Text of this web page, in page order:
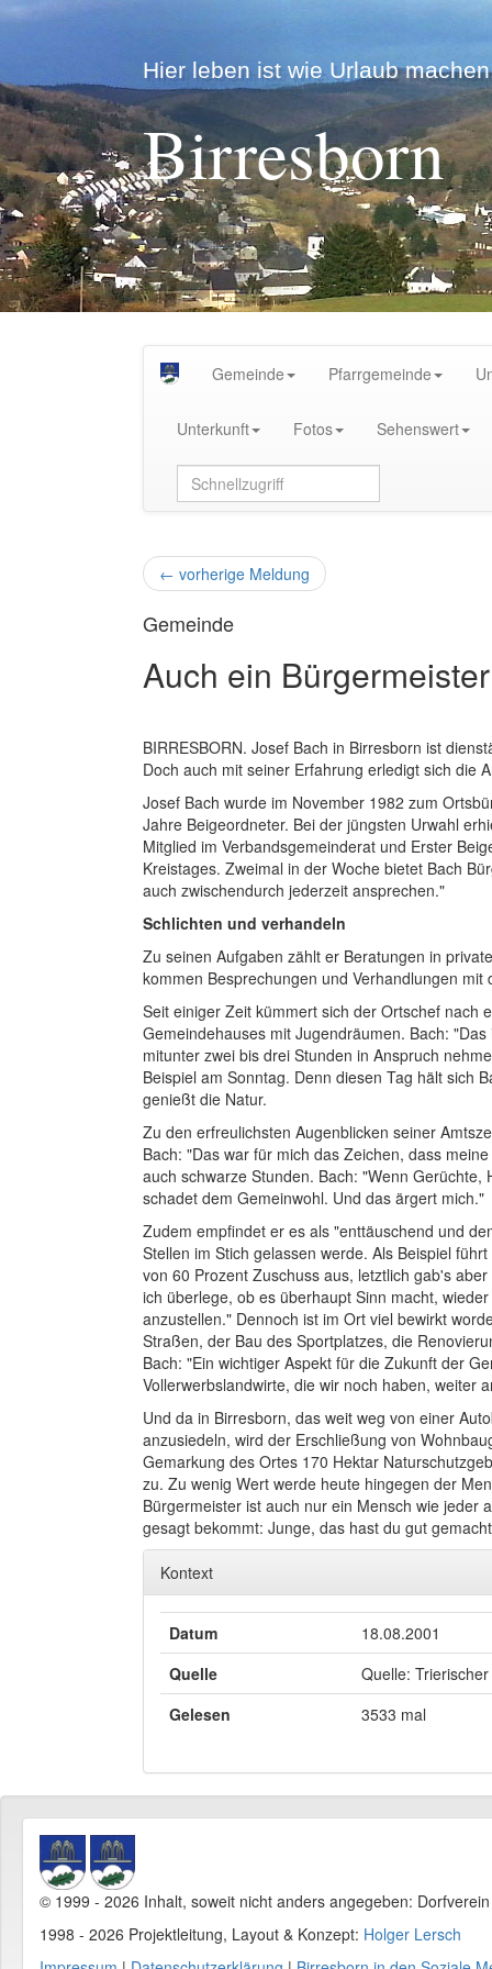
Hier leben ist wie Urlaub
Birresborn
Gemeinde Pfarrgemeinde
Unterkunft Fotos Sehenswert
← vorherige Meldung
Gemeinde
Auch ein
BIRRESBORN. Josef Bach in Birresborn ist
Doch auch mit seiner Erfahrung erledigt sich die
Josef Bach wurde im November 1982 zum
Jahre Beigeordneter. Bei der jüngsten Urwahl
Mitglied im Verbandsgemeinderat und Erster
Kreistages. Zweimal in der Woche bietet Bach
auch zwischendurch jederzeit ansprechen."
Schlichten und verhandeln
Zu seinen Aufgaben zählt er Beratungen in
kommen Besprechungen und Verhandlungen mit
Seit einiger Zeit kümmert sich der Ortschef nach
Gemeindehauses mit Jugendräumen. Bach:
mitunter zwei bis drei Stunden in Anspruch
Beispiel am Sonntag. Denn diesen Tag hält sich
genießt die Natur.
Zu den erfreulichsten Augenblicken seiner
Bach: "Das war für mich das Zeichen, dass
auch schwarze Stunden. Bach: "Wenn
schadet dem Gemeinwohl. Und das ärgert mich."
Zudem empfindet er es als "enttäuschend und
Stellen im Stich gelassen werde. Als Beispiel
von 60 Prozent Zuschuss aus, letztlich gab's
ich überlege, ob es überhaupt Sinn macht,
anzustellen." Dennoch ist im Ort viel bewirkt
Straßen, der Bau des Sportplatzes, die
Bach: "Ein wichtiger Aspekt für die Zukunft der
Vollerwerbslandwirte, die wir noch haben, weiter
Und da in Birresborn, das weit weg von einer
anzusiedeln, wird der Erschließung von
Gemarkung des Ortes 170 Hektar
zu. Zu wenig Wert werde heute hingegen der
Bürgermeister ist auch nur ein Mensch wie jeder
gesagt bekommt: Junge, das hast du gut
Kontext
Datum
18.08.2001
Quelle
Quelle:
Gelesen
3533 mal
© 1999 - 2026 Inhalt, soweit nicht anders angegeben:
1998 - 2026 Projektleitung, Layout & Konzept: Holger Lersch